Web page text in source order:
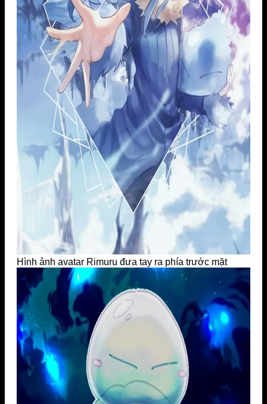
Hình ảnh avatar Rimuru đưa tay ra phía trước mặt